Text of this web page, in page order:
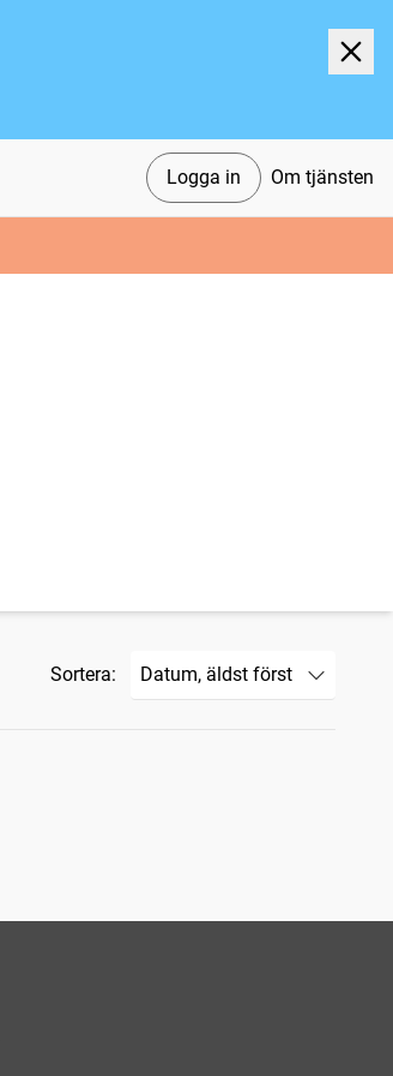
Logga in Om tjänsten
Sortera: